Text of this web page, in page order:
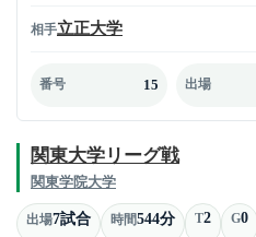
相手立正大学
番号 15 出場
関東大学リーグ戦
関東学院大学
出場7試合 時間544分 T2 G0